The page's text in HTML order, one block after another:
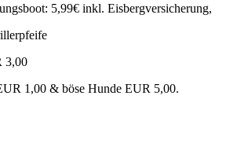
5,99€ inkl. Eisbergversicherung,
3,00
1,00 & böse Hunde EUR 5,00.